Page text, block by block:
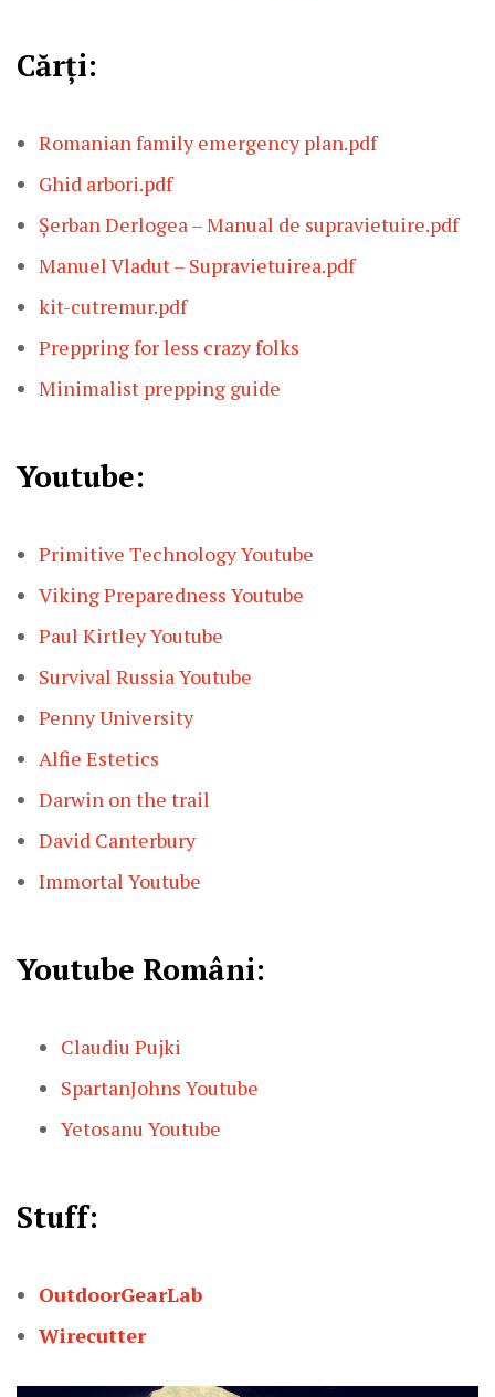
Cărți:
Romanian family emergency plan.pdf
Ghid arbori.pdf
Șerban Derlogea – Manual de supravietuire.pdf
Manuel Vladut – Supravietuirea.pdf
kit-cutremur.pdf
Preppring for less crazy folks
Minimalist prepping guide
Youtube:
Primitive Technology Youtube
Viking Preparedness Youtube
Paul Kirtley Youtube
Survival Russia Youtube
Penny University
Alfie Estetics
Darwin on the trail
David Canterbury
Immortal Youtube
Youtube Români:
Claudiu Pujki
SpartanJohns Youtube
Yetosanu Youtube
Stuff:
OutdoorGearLab
Wirecutter